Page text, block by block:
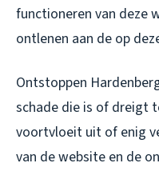
functioneren van deze
ontlenen aan de op
Ontstoppen
schade die is of dreigt
voortvloeit uit of enig
van de website en de